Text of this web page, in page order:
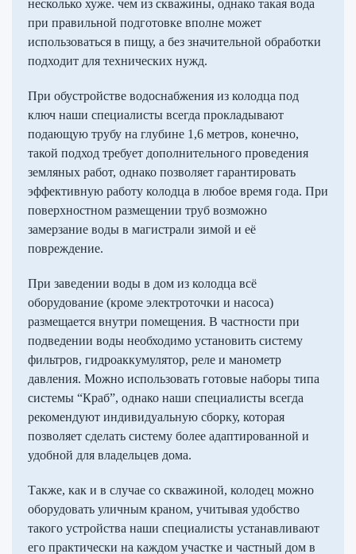
несколько хуже. чем из скважины, однако такая вода
при правильной подготовке вполне может
использоваться в пищу, а без значительной обработки
подходит для технических нужд.
При обустройстве водоснабжения из колодца под
ключ наши специалисты всегда прокладывают
подающую трубу на глубине 1,6 метров, конечно,
такой подход требует дополнительного проведения
земляных работ, однако позволяет гарантировать
эффективную работу колодца в любое время года. При
поверхностном размещении труб возможно
замерзание воды в магистрали зимой и её
повреждение.
При заведении воды в дом из колодца всё
оборудование (кроме электроточки и насоса)
размещается внутри помещения. В частности при
подведении воды необходимо установить систему
фильтров, гидроаккумулятор, реле и манометр
давления. Можно использовать готовые наборы типа
системы “Краб”, однако наши специалисты всегда
рекомендуют индивидуальную сборку, которая
позволяет сделать систему более адаптированной и
удобной для владельцев дома.
Также, как и в случае со скважиной, колодец можно
оборудовать уличным краном, учитывая удобство
такого устройства наши специалисты устанавливают
его практически на каждом участке и частный дом в